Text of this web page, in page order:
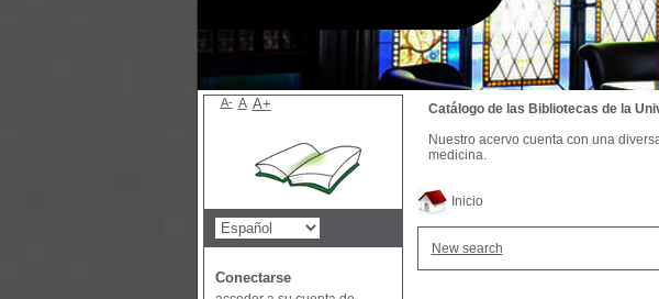
Inicio
New search
Catálogo de las Bibliotecas de la
Nuestro acervo cuenta con una
medicina.
A- A A+
Conectarse